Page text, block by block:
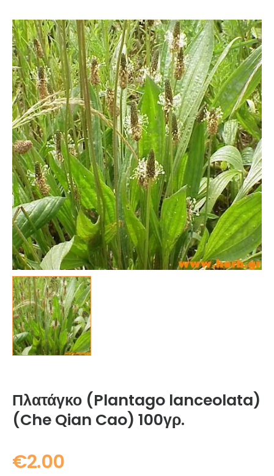
Πλατάγκο (Plantago lanceolata)
(Che Qian Cao) 100γρ.
€2.00